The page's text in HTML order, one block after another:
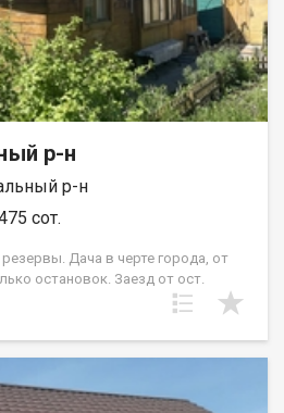
продажа в рассрочку. При
номер варианта -
р-н
р-н
сот.
Дача в черте города, от
остановок. Заезд от ост.
НСТ Трудовые резервы. Пешком от
участок 4,75 сотки. Дом из
кухня и баня, на втором этаже
окнами. Так же имеется домик
как гостевой. Земля и
прописка возможна. Установлен